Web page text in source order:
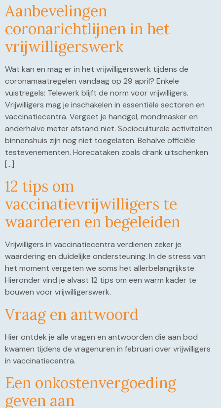
Aanbevelingen
coronarichtlijnen in het
vrijwilligerswerk
Wat kan en mag er in het vrijwilligerswerk tijdens de
coronamaatregelen vandaag op 29 april? Enkele
vuistregels: Telewerk blijft de norm voor vrijwilligers.
Vrijwilligers mag je inschakelen in essentiële sectoren en
vaccinatiecentra. Vergeet je handgel, mondmasker en
anderhalve meter afstand niet. Socioculturele activiteiten
binnenshuis zijn nog niet toegelaten. Behalve officiële
testevenementen. Horecataken zoals drank uitschenken
[…]
12 tips om
vaccinatievrijwilligers te
waarderen en begeleiden
Vrijwilligers in vaccinatiecentra verdienen zeker je
waardering en duidelijke ondersteuning. In de stress van
het moment vergeten we soms het allerbelangrijkste.
Hieronder vind je alvast 12 tips om een warm kader te
bouwen voor vrijwilligerswerk.
Vraag en antwoord
Hier ontdek je alle vragen en antwoorden die aan bod
kwamen tijdens de vragenuren in februari over vrijwilligers
in vaccinatiecentra.
Een onkostenvergoeding
geven aan